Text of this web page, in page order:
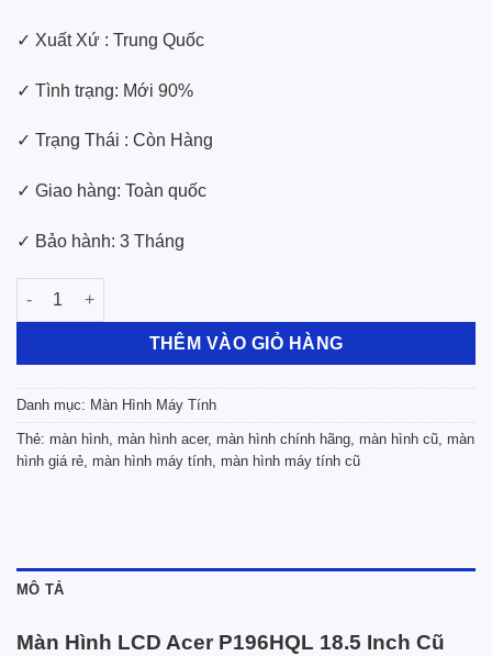
✓ Xuất Xứ : Trung Quốc
✓ Tình trạng: Mới 90%
✓ Trạng Thái : Còn Hàng
✓ Giao hàng: Toàn quốc
✓ Bảo hành: 3 Tháng
Màn Hình LCD Acer P196HQL 18.5 Inch Cũ Giá Rẻ số lượng
THÊM VÀO GIỎ HÀNG
Danh mục: Màn Hình Máy Tính
Thẻ: màn hình màn hình acer, màn hình chính hãng màn hình cũ màn
hình giá rẻ màn hình máy tính màn hình máy tính cũ
MÔ TẢ
Màn Hình LCD Acer P196HQL 18.5 Inch Cũ